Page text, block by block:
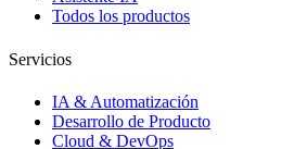
Todos los productos
Servicios
IA & Automatización
Desarrollo de Producto
Cloud & DevOps